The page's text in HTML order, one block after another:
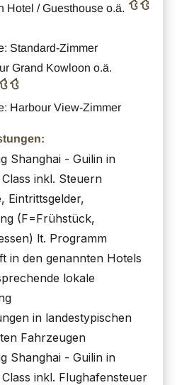
Hotel / Guesthouse o.ä.
Standard-Zimmer
Grand Kowloon o.ä.
Harbour View-Zimmer
Shanghai - Guilin in
inkl. Steuern
Eintrittsgelder,
(F=Frühstück,
lt. Programm
in den genannten Hotels
lokale
in landestypischen
Fahrzeugen
Shanghai - Guilin in
inkl. Flughafensteuer